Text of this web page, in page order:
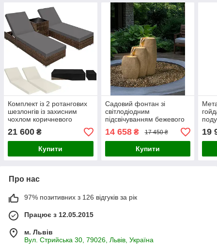
Комплект із 2 ротангових
шезлонгів із захисним
чохлом коричневого
кольору
21 600 ₴
Купити
Садовий фонтан зі
світлодіодним
підсвічуванням бежевого
кольору ARKLE
14 658₴ 17 450 ₴
Купити
19
Про нас
97% позитивних з 126 відгуків за рік
Працює з 12.05.2015
м. Львів
Вул. Стрийська 30, 79026, Львів, Україна